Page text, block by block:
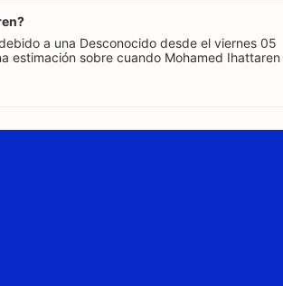
a una Desconocido desde el viernes 05
estimación sobre cuando Mohamed Ihattaren